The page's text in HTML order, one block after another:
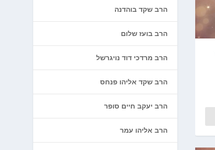
הרב שקד בוהדנה
הרב בועז שלום
הרב מרדכי דוד נויגרשל
הרב שקד אליהו פנחס
הרב יעקב חיים סופר
הרב אליהו עמר